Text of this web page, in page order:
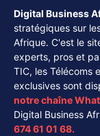
Digital Business
stratégiques sur
Afrique. C'est le
experts, pros et
TIC, les Télécoms
exclusives sont
notre chaîne
Digital Business
674 61 01 68.